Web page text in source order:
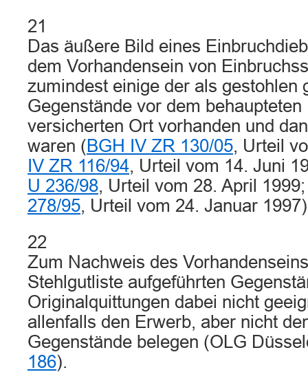
21
Das äußere Bild eines
dem Vorhandensein von
zumindest einige der als gestohlen
Gegenstände vor dem
versicherten Ort vorhanden und
waren (BGH IV ZR 130/05, Urteil
IV ZR 116/94, Urteil vom 14. Juni
U 236/98, Urteil vom 28. April
278/95, Urteil vom 24. Januar
22
Zum Nachweis des
Stehlgutliste aufgeführten
Originalquittungen dabei nicht
allenfalls den Erwerb, aber nicht
Gegenstände belegen (OLG
186).